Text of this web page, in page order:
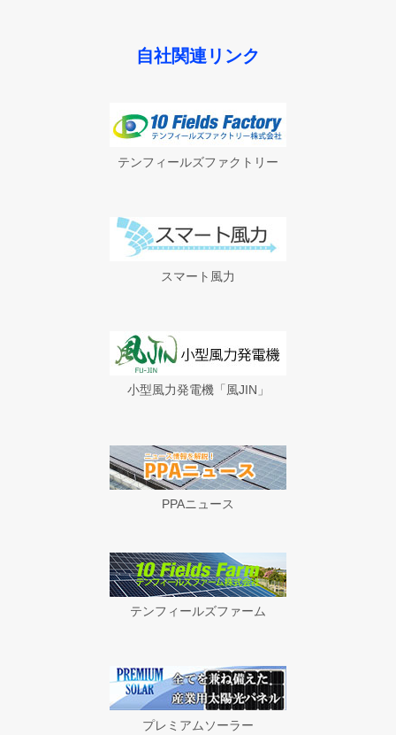
自社関連リンク
テンフィールズファクトリー
スマート風力
小型風力発電機「風JIN」
PPAニュース
テンフィールズファーム
プレミアムソーラー